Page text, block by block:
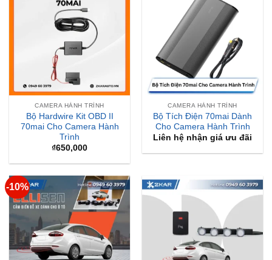
CAMERA HÀNH TRÌNH
Bộ Hardwire Kit OBD II
70mai Cho Camera Hành
Trình
₫650,000
CAMERA HÀNH TRÌNH
Bộ Tích Điện 70mai Dành
Cho Camera Hành Trình
Liên hệ nhận giá ưu đãi
-10%